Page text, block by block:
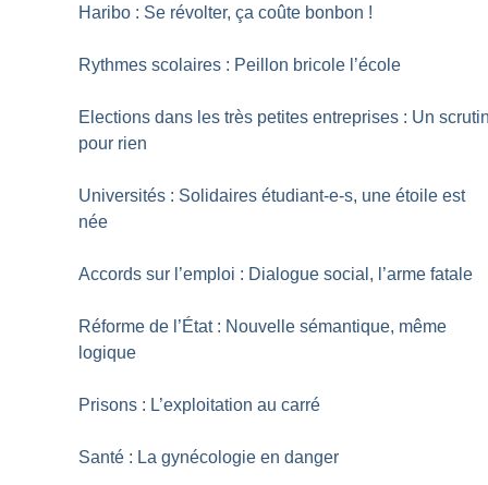
Haribo : Se révolter, ça coûte bonbon !
Rythmes scolaires : Peillon bricole l’école
Elections dans les très petites entreprises : Un
pour rien
Universités : Solidaires étudiant-e-s, une étoile est
née
Accords sur l’emploi : Dialogue social, l’arme fatale
Réforme de l’État : Nouvelle sémantique, même
logique
Prisons : L’exploitation au carré
Santé : La gynécologie en danger